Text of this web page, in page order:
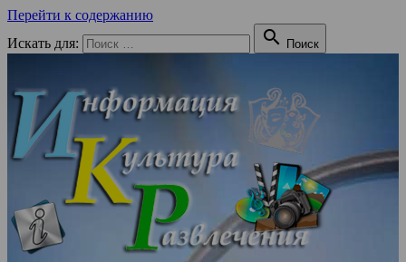
Перейти к содержанию
Искать для:
 Поиск